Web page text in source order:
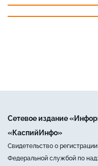
Сетевое издание
«КаспийИнфо»
Свидетельство о
Федеральной службой по